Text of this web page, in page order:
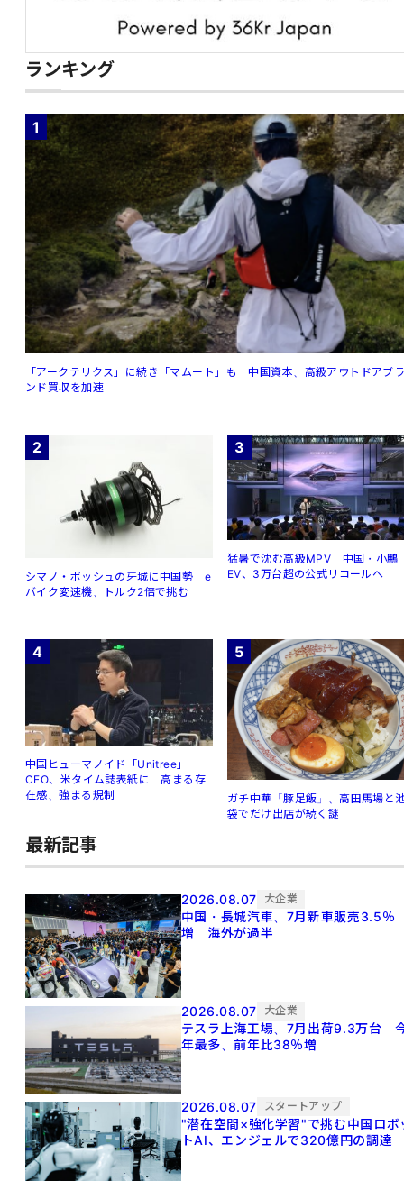
ランキング
1
「アークテリクス」に続き「マムート」も 中国資本、高級アウトドアブ
ンド買収を加速
2
シマノ・ボッシュの牙城に中国勢 e
バイク変速機、トルク2倍で挑む
3
猛暑で沈む高級MPV 中国・小鵬
EV、3万台超の公式リコールへ
4
中国ヒューマノイド「Unitree」
CEO、米タイム誌表紙に 高まる存
在感、強まる規制
5
ガチ中華「豚足飯」、高田馬場と
袋でだけ出店が続く謎
最新記事
2026.08.07 大企業
中国・長城汽車、7月新車販売3.5％
増 海外が過半
2026.08.07 大企業
テスラ上海工場、7月出荷9.3万台
年最多、前年比38％増
2026.08.07 スタートアップ
"潜在空間×強化学習"で挑む中国ロボ
トAI、エンジェルで320億円の調達